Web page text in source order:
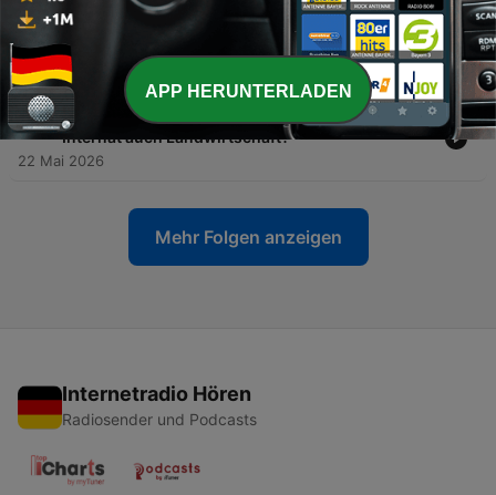
166 - Gut Damp, Praxisgut Louisenlund:
Landwirtschaft lernt man nicht nur im
Klassenzimmer
22 Mai 2026
165 - Louisenlund startet das Agrarabi: Kann ein
Internat auch Landwirtschaft?
22 Mai 2026
Mehr Folgen anzeigen
Internetradio Hören
Radiosender und Podcasts
APP HERUNTERLADEN